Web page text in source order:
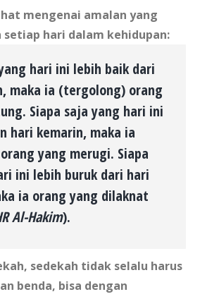
mengenai amalan yang
hari dalam kehidupan:
hari ini lebih baik dari
maka ia (tergolong) orang
Siapa saja yang hari ini
hari kemarin, maka ia
yang merugi. Siapa
ini lebih buruk dari hari
ia orang yang dilaknat
Al-Hakim).
sedekah tidak selalu harus
benda, bisa dengan